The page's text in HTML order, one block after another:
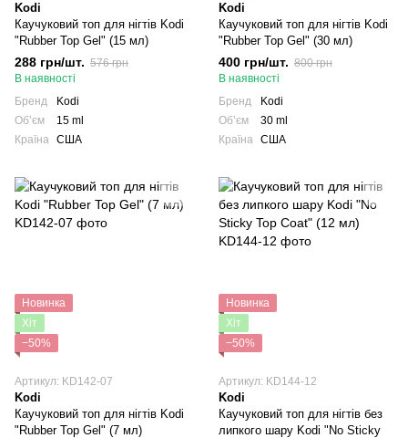
Kodi
Каучуковий топ для нігтів Kodi
"Rubber Top Gel" (15 мл)
288 грн/шт. 576 грн
В наявності
Бренд
Kodi
Обʼєм
15 ml
Країна США
Kodi
Каучуковий топ для нігтів Kodi
"Rubber Top Gel" (30 мл)
400 грн/шт. 800 грн
В наявності
Бренд
Kodi
Обʼєм
30 ml
Країна США
Новинка
Хіт
−50%
Артикул: KD142-07
Kodi
Каучуковий топ для нігтів Kodi
"Rubber Top Gel" (7 мл)
Новинка
Хіт
−50%
Артикул: KD144-12
Kodi
Каучуковий топ для нігтів без
липкого шару Kodi "No Sticky